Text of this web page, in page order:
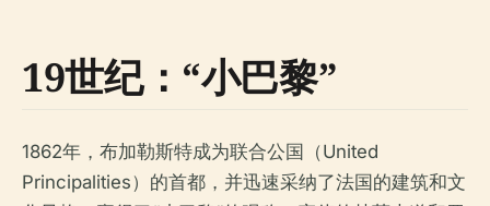
19世纪：“小巴黎”
1862年，布加勒斯特成为联合公国（United
Principalities）的首都，并迅速采纳了法国的建筑和文